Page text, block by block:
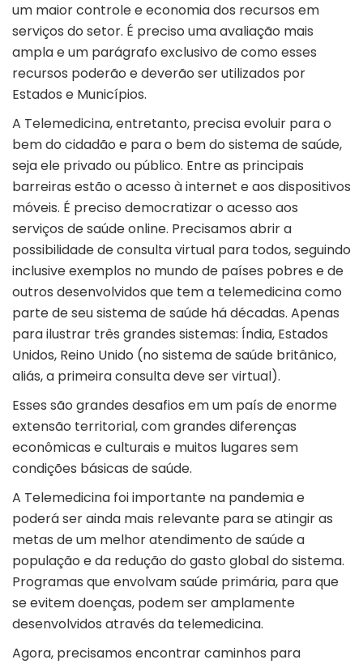
um maior controle e economia dos recursos em
serviços do setor. É preciso uma avaliação mais
ampla e um parágrafo exclusivo de como esses
recursos poderão e deverão ser utilizados por
Estados e Municípios.
A Telemedicina, entretanto, precisa evoluir para o
bem do cidadão e para o bem do sistema de saúde,
seja ele privado ou público. Entre as principais
barreiras estão o acesso à internet e aos dispositivos
móveis. É preciso democratizar o acesso aos
serviços de saúde online. Precisamos abrir a
possibilidade de consulta virtual para todos, seguindo
inclusive exemplos no mundo de países pobres e de
outros desenvolvidos que tem a telemedicina como
parte de seu sistema de saúde há décadas. Apenas
para ilustrar três grandes sistemas: Índia, Estados
Unidos, Reino Unido (no sistema de saúde britânico,
aliás, a primeira consulta deve ser virtual).
Esses são grandes desafios em um país de enorme
extensão territorial, com grandes diferenças
econômicas e culturais e muitos lugares sem
condições básicas de saúde.
A Telemedicina foi importante na pandemia e
poderá ser ainda mais relevante para se atingir as
metas de um melhor atendimento de saúde a
população e da redução do gasto global do sistema.
Programas que envolvam saúde primária, para que
se evitem doenças, podem ser amplamente
desenvolvidos através da telemedicina.
Agora, precisamos encontrar caminhos para